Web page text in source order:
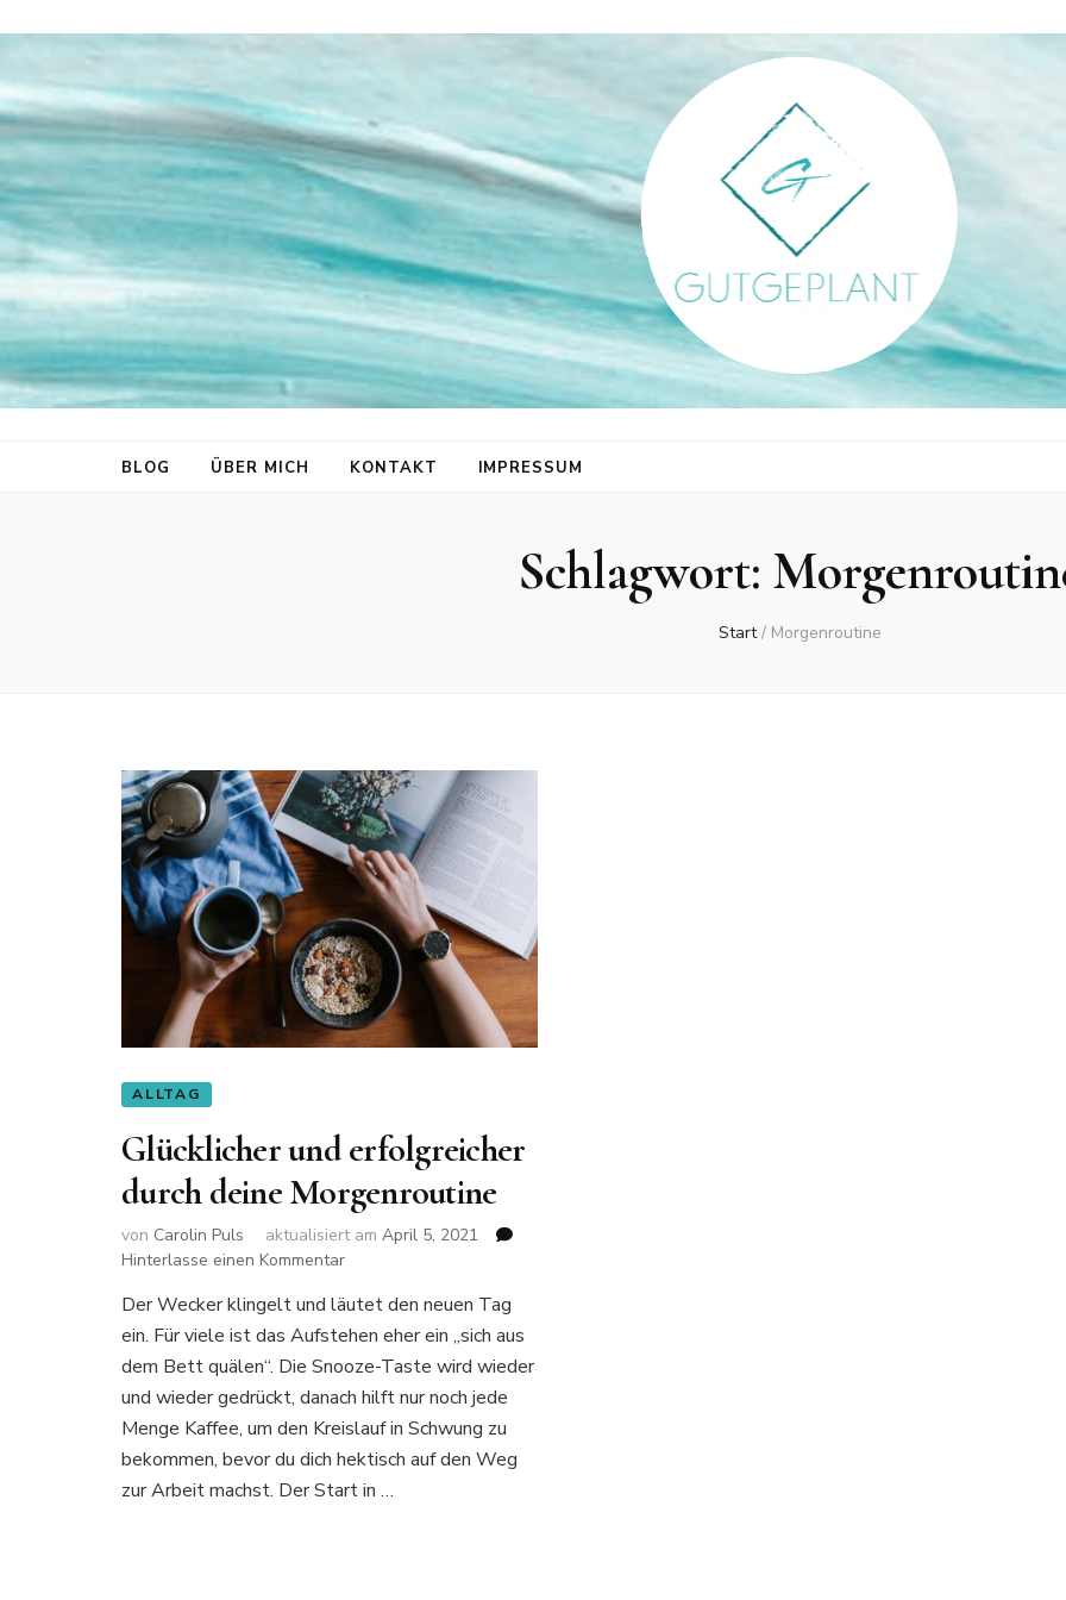
gutgeplant
BLOG ÜBER MICH KONTAKT IMPRESSUM
Schlagwort:
Start / Morgenroutine
ALLTAG
Glücklicher und erfolgreicher
durch deine Morgenroutine
von Carolin Puls aktualisiert am April 5, 2021
Hinterlasse einen Kommentarzu
und
erfolgreicher
durch
Morgenroutine
Der Wecker klingelt und läutet den neuen Tag
ein. Für viele ist das Aufstehen eher ein „sich aus
dem Bett quälen“. Die Snooze-Taste wird wieder
und wieder gedrückt, danach hilft nur noch jede
Menge Kaffee, um den Kreislauf in Schwung zu
bekommen, bevor du dich hektisch auf den Weg
zur Arbeit machst. Der Start in …